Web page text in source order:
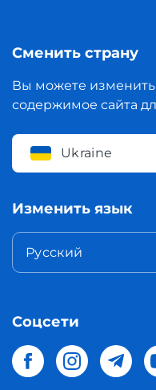
Сменить страну
Вы можете изменить
содержимое сайта
Ukraine
Изменить язык
Русский
Соцсети